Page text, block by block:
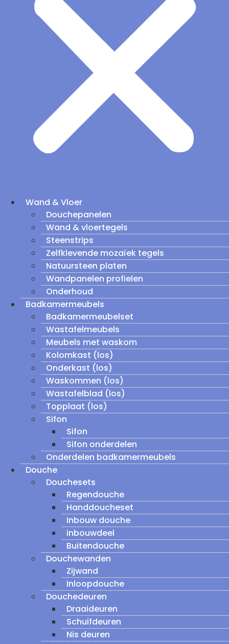
Wand & Vloer
Douchepanelen
Wand & vloertegels
Steenstrips
Zelfklevende mozaïek tegels
Natuursteen platen
Wandpanelen profielen
Onderhoud
Badkamermeubels
Badkamermeubelset
Wastafelmeubels
Meubels met waskom
Kolomkast (los)
Onderkast (los)
Waskommen (los)
Wastafelblad (los)
Topplaat (los)
Sifon
Sifon
Sifon onderdelen
Onderdelen badkamermeubels
Douche
Douchesets
Regendouche
Handdoucheset
Inbouw douche
inbouwdeel
Buitendouche
Douchewanden
Zijwand
Inloopdouche
Douchedeuren
Draaideuren
Schuifdeuren
Nis deuren